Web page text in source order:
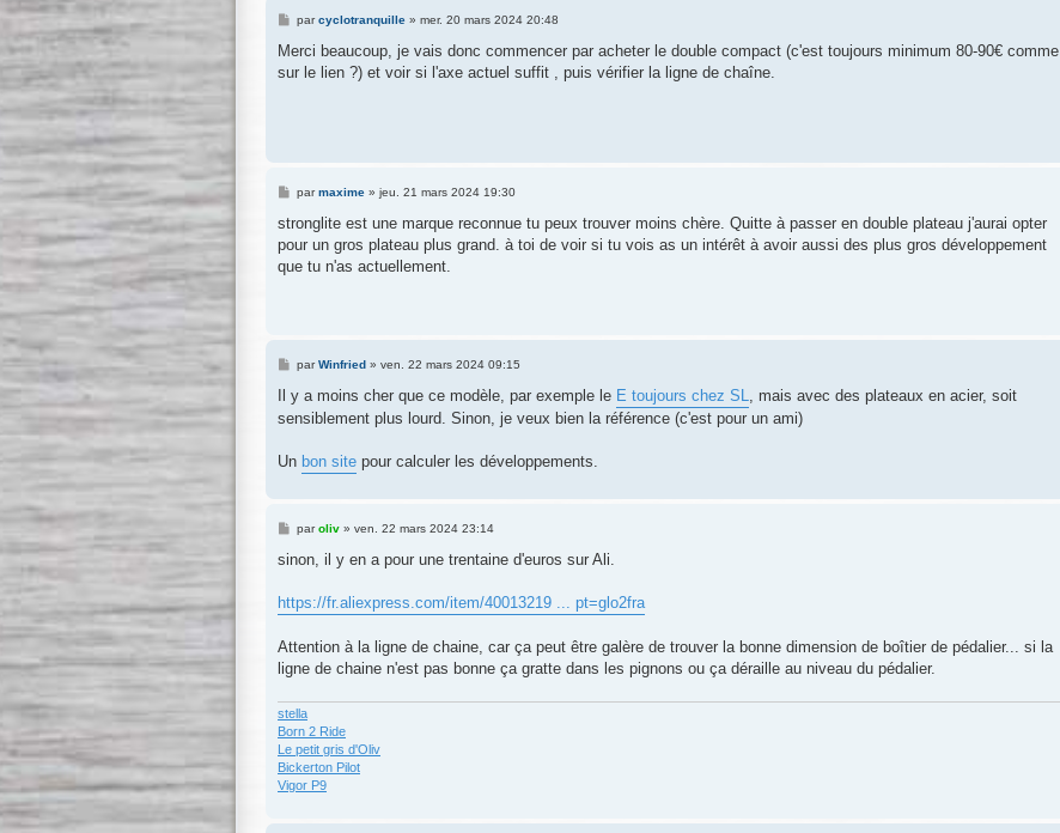
M
s
a
parcyclotranquille» mer. 20 mars 2024 20:48
Merci beaucoup, je vais donc commencer par acheter le double compact (c'est toujours minimum 80-90€ comme
sur le lien ?) et voir si l'axe actuel suffit , puis vérifier la ligne de chaîne.
M
s
a
g
parmaxime» jeu. 21 mars 2024 19:30
stronglite est une marque reconnue tu peux trouver moins chère. Quitte à passer en double plateau j'aurai opter
pour un gros plateau plus grand. à toi de voir si tu vois as un intérêt à avoir aussi des plus gros développement
que tu n'as actuellement.
M
s
s
a
parWinfried» ven. 22 mars 2024 09:15
Il y a moins cher que ce modèle, par exemple le E toujours chez SL, mais avec des plateaux en acier, soit
sensiblement plus lourd. Sinon, je veux bien la référence (c'est pour un ami)
Un bon site pour calculer les développements.
M
s
g
e
paroliv» ven. 22 mars 2024 23:14
sinon, il y en a pour une trentaine d'euros sur Ali.
https://fr.aliexpress.com/item/40013219 ... pt=glo2fra
Attention à la ligne de chaine, car ça peut être galère de trouver la bonne dimension de boîtier de pédalier... si la
ligne de chaine n'est pas bonne ça gratte dans les pignons ou ça déraille au niveau du pédalier.
stella
Born 2 Ride
Le petit gris d'Oliv
Bickerton Pilot
Vigor P9